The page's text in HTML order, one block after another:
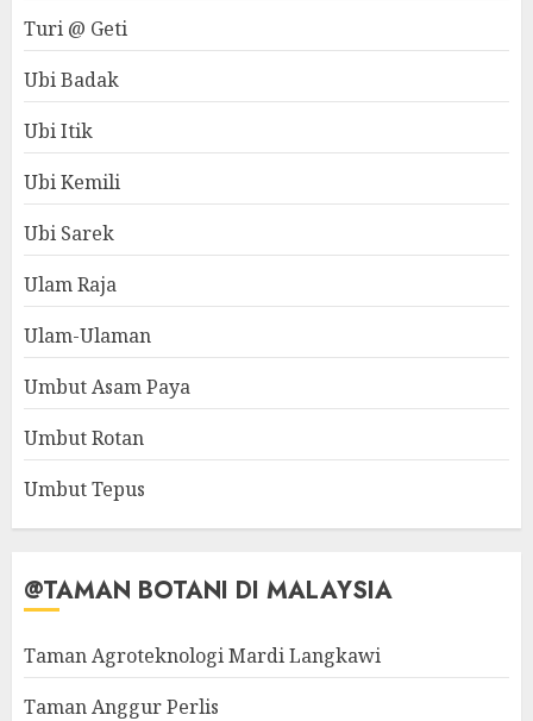
Turi @ Geti
Ubi Badak
Ubi Itik
Ubi Kemili
Ubi Sarek
Ulam Raja
Ulam-Ulaman
Umbut Asam Paya
Umbut Rotan
Umbut Tepus
@TAMAN BOTANI DI MALAYSIA
Taman Agroteknologi Mardi Langkawi
Taman Anggur Perlis